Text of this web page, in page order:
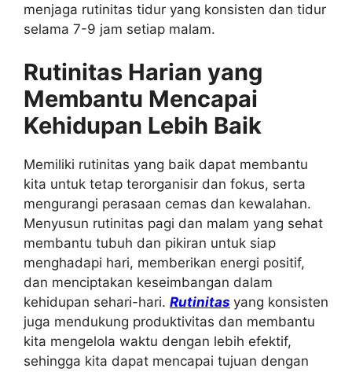
menjaga rutinitas tidur yang konsisten dan tidur
selama 7-9 jam setiap malam.
Rutinitas Harian yang
Membantu Mencapai
Kehidupan Lebih Baik
Memiliki rutinitas yang baik dapat membantu
kita untuk tetap terorganisir dan fokus, serta
mengurangi perasaan cemas dan kewalahan.
Menyusun rutinitas pagi dan malam yang sehat
membantu tubuh dan pikiran untuk siap
menghadapi hari, memberikan energi positif,
dan menciptakan keseimbangan dalam
kehidupan sehari-hari. Rutinitas yang konsisten
juga mendukung produktivitas dan membantu
kita mengelola waktu dengan lebih efektif,
sehingga kita dapat mencapai tujuan dengan